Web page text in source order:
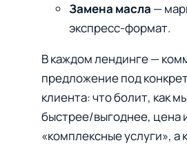
Замена масла —
экспресс-формат.
В каждом лендинге —
предложение под
клиента: что болит, как
быстрее/выгоднее, цена
«комплексные услуги», а